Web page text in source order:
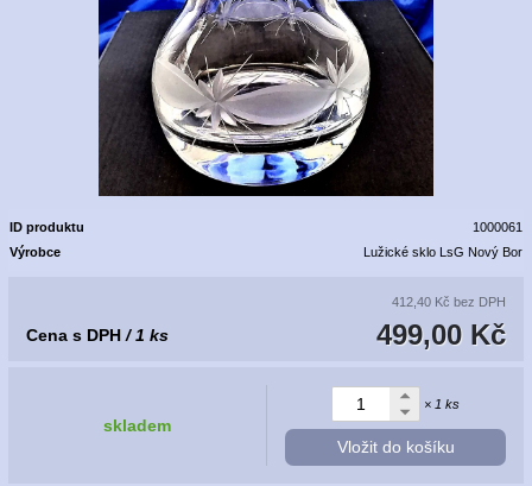
ID produktu
1000061
Výrobce
Lužické sklo LsG Nový Bor
412,40 Kč bez DPH
499,00 Kč
Cena s DPH / 1 ks
skladem
× 1 ks
Vložit do košíku